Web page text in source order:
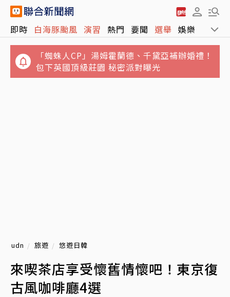
即時 白海豚颱風 演習 熱門 要聞 選舉 娛樂 運動
包下英國頂級莊園 秘密派對曝光
首鬆口！認衛福部拍板2成問題油產品不下
架…林靜儀：衛福部來負責任
udn 旅遊 悠遊日韓
來喫茶店享受懷舊情懷吧！東京復
古風咖啡廳4選